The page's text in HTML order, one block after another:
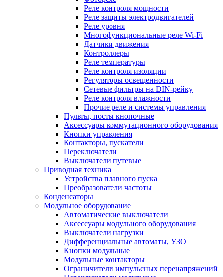
Реле контроля мощности
Реле защиты электродвигателей
Реле уровня
Многофункциональные реле Wi-Fi
Датчики движения
Контроллеры
Реле температуры
Реле контроля изоляции
Регуляторы освещенности
Сетевые фильтры на DIN-рейку
Реле контроля влажности
Прочие реле и системы управления
Пульты, посты кнопочные
Аксессуары коммутационного оборудования
Кнопки управления
Контакторы, пускатели
Переключатели
Выключатели путевые
Приводная техника
Устройства плавного пуска
Преобразователи частоты
Конденсаторы
Модульное оборудование
Автоматические выключатели
Аксессуары модульного оборудования
Выключатели нагрузки
Дифференциальные автоматы, УЗО
Кнопки модульные
Модульные контакторы
Ограничители импульсных перенапряжений